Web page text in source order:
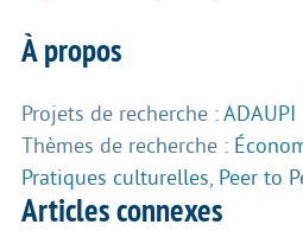
À propos
Projets de recherche : ADAUPI
Thèmes de recherche :
Pratiques culturelles, Peer to
Articles connexes